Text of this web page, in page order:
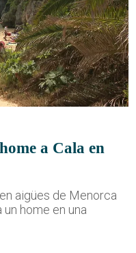
a Cala en
aigües de Menorca
home en una